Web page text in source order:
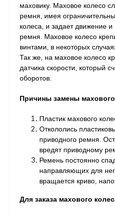
маховику. Маховое колесо
ремня, имея
колеса, и задает движение
ремня. Маховое колесо
винтами, в некоторых
Так же, на маховое колесо
датчика скорости, который
оборотов.
Причины замены
Пластик махового
Откололись
приводного ремня.
вредят приводному
Ремень постоянно
направляющих для
вращается криво,
Для заказа махового